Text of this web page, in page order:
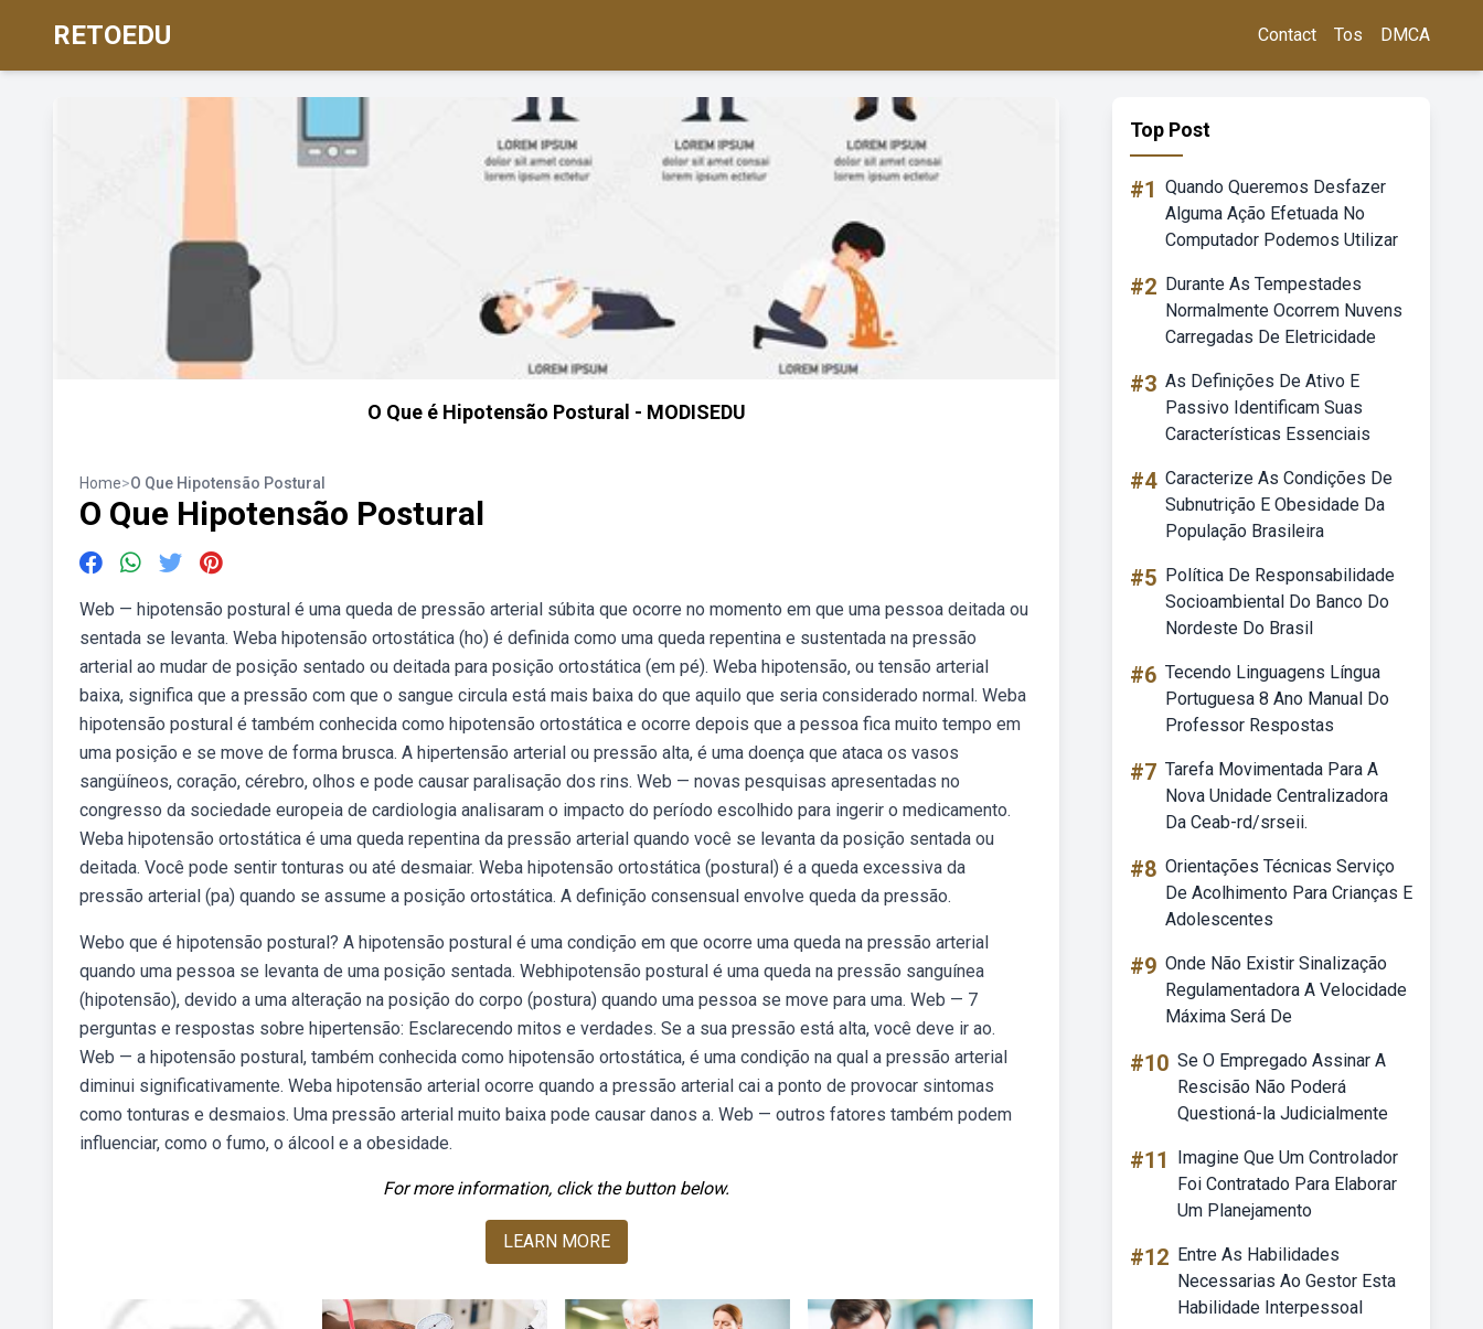
RETOEDU Contact Tos DMCA
O Que é Hipotensão Postural - MODISEDU
Home>O Que Hipotensão Postural
O Que Hipotensão Postural
Web — hipotensão postural é uma queda de pressão arterial súbita que ocorre no momento em que uma pessoa deitada ou
sentada se levanta. Weba hipotensão ortostática (ho) é definida como uma queda repentina e sustentada na pressão
arterial ao mudar de posição sentado ou deitada para posição ortostática (em pé). Weba hipotensão, ou tensão arterial
baixa, significa que a pressão com que o sangue circula está mais baixa do que aquilo que seria considerado normal. Weba
hipotensão postural é também conhecida como hipotensão ortostática e ocorre depois que a pessoa fica muito tempo em
uma posição e se move de forma brusca. A hipertensão arterial ou pressão alta, é uma doença que ataca os vasos
sangüíneos, coração, cérebro, olhos e pode causar paralisação dos rins. Web — novas pesquisas apresentadas no
congresso da sociedade europeia de cardiologia analisaram o impacto do período escolhido para ingerir o medicamento.
Weba hipotensão ortostática é uma queda repentina da pressão arterial quando você se levanta da posição sentada ou
deitada. Você pode sentir tonturas ou até desmaiar. Weba hipotensão ortostática (postural) é a queda excessiva da
pressão arterial (pa) quando se assume a posição ortostática. A definição consensual envolve queda da pressão.
Webo que é hipotensão postural? A hipotensão postural é uma condição em que ocorre uma queda na pressão arterial
quando uma pessoa se levanta de uma posição sentada. Webhipotensão postural é uma queda na pressão sanguínea
(hipotensão), devido a uma alteração na posição do corpo (postura) quando uma pessoa se move para uma. Web — 7
perguntas e respostas sobre hipertensão: Esclarecendo mitos e verdades. Se a sua pressão está alta, você deve ir ao.
Web — a hipotensão postural, também conhecida como hipotensão ortostática, é uma condição na qual a pressão arterial
diminui significativamente. Weba hipotensão arterial ocorre quando a pressão arterial cai a ponto de provocar sintomas
como tonturas e desmaios. Uma pressão arterial muito baixa pode causar danos a. Web — outros fatores também podem
influenciar, como o fumo, o álcool e a obesidade.
For more information, click the button below.
LEARN MORE
Top Post
#1 Quando Queremos Desfazer
Alguma Ação Efetuada No
Computador Podemos Utilizar
#2 Durante As Tempestades
Normalmente Ocorrem Nuvens
Carregadas De Eletricidade
#3 As Definições De Ativo E
Passivo Identificam Suas
Características Essenciais
#4 Caracterize As Condições De
Subnutrição E Obesidade Da
População Brasileira
#5 Política De Responsabilidade
Socioambiental Do Banco Do
Nordeste Do Brasil
#6 Tecendo Linguagens Língua
Portuguesa 8 Ano Manual Do
Professor Respostas
#7 Tarefa Movimentada Para A
Nova Unidade Centralizadora
Da Ceab-rd/srseii.
#8 Orientações Técnicas Serviço
De Acolhimento Para Crianças E
Adolescentes
#9 Onde Não Existir Sinalização
Regulamentadora A Velocidade
Máxima Será De
#10 Se O Empregado Assinar A
Rescisão Não Poderá
Questioná-la Judicialmente
#11
Imagine Que Um Controlador
Foi Contratado Para Elaborar
Um Planejamento
#12 Entre As Habilidades
Necessarias Ao Gestor Esta
Habilidade Interpessoal